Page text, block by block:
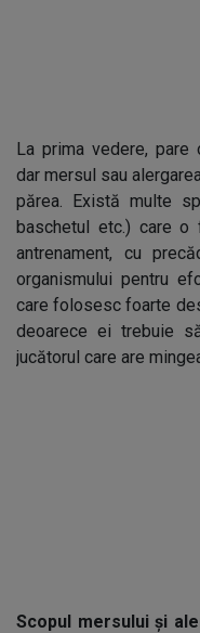
La prima vedere, pare
dar mersul sau
părea. Există multe
baschetul etc.) care
antrenament, cu
organismului pentru
care folosesc foarte
deoarece ei trebuie
jucătorul care are
Scopul mersului și